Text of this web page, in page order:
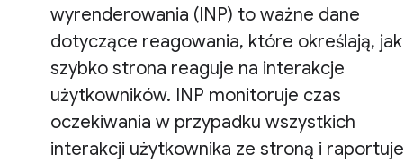
wyrenderowania (INP) to ważne dane
dotyczące reagowania, które określają, jak
szybko strona reaguje na interakcje
użytkowników. INP monitoruje czas
oczekiwania w przypadku wszystkich
interakcji użytkownika ze stroną i raportuje